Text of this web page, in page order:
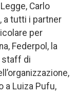
Carlo
a tutti i partner
per
Federpol, la
staff di
a Luiza Pufu,